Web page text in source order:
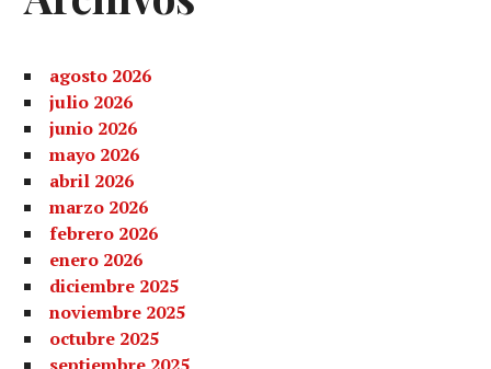
agosto 2026
julio 2026
junio 2026
mayo 2026
abril 2026
marzo 2026
febrero 2026
enero 2026
diciembre 2025
noviembre 2025
octubre 2025